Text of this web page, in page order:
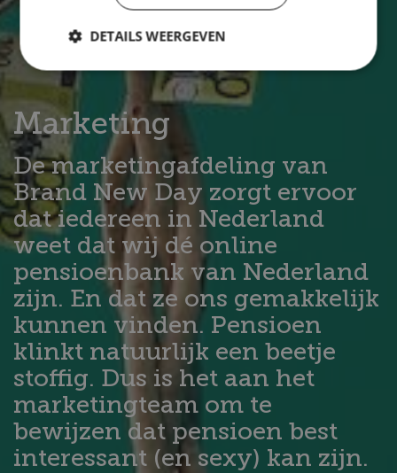
Marketing
De marketingafdeling van
Brand New Day zorgt ervoor
dat iedereen in Nederland
weet dat wij dé online
pensioenbank van Nederland
zijn. En dat ze ons gemakkelijk
kunnen vinden. Pensioen
klinkt natuurlijk een beetje
stoffig. Dus is het aan het
marketingteam om te
bewijzen dat pensioen best
interessant (en sexy) kan zijn.
DETAILS WEERGEVEN